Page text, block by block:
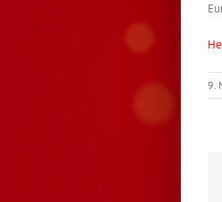
9.